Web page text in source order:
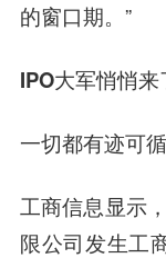
的窗口期。”
IPO大军悄悄来
一切都有迹可循
工商信息显示
限公司发生工